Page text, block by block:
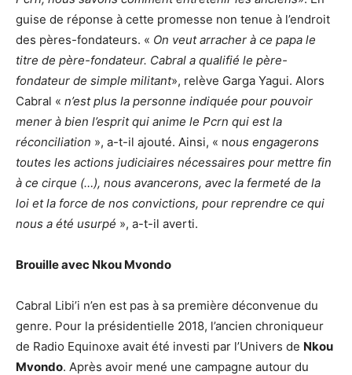
guise de réponse à cette promesse non tenue à l’endroit
des pères-fondateurs. « On veut arracher à ce papa le
titre de père-fondateur. Cabral a qualifié le père-
fondateur de simple militant», relève Garga Yagui. Alors
Cabral « n’est plus la personne indiquée pour pouvoir
mener à bien l’esprit qui anime le Pcrn qui est la
réconciliation », a-t-il ajouté. Ainsi, « nous engagerons
toutes les actions judiciaires nécessaires pour mettre fin
à ce cirque (…), nous avancerons, avec la fermeté de la
loi et la force de nos convictions, pour reprendre ce qui
nous a été usurpé », a-t-il averti.
Brouille avec Nkou Mvondo
Cabral Libi’i n’en est pas à sa première déconvenue du
genre. Pour la présidentielle 2018, l’ancien chroniqueur
de Radio Equinoxe avait été investi par l’Univers de Nkou
Mvondo. Après avoir mené une campagne autour du